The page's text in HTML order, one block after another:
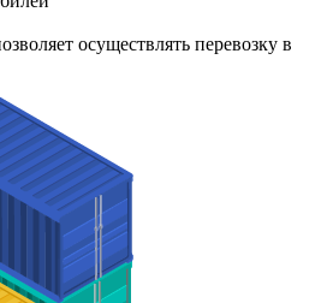
осуществлять перевозку в